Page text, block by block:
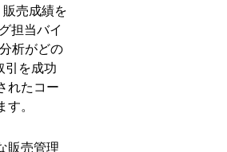
売成績を
担当バイ
析がどの
引を成功
れたコー
。
販売管理